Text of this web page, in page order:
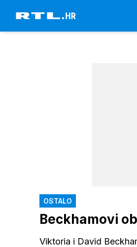
OSTALO
Beckhamovi
Viktoria i David